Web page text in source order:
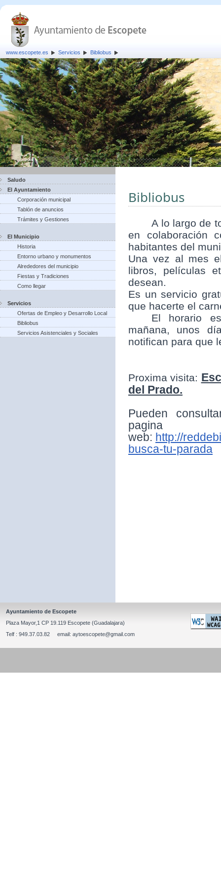
www.escopete.es Servicios Bibliobus
Saludo
El Ayuntamiento
Corporación municipal
Tablón de anuncios
Trámites y Gestiones
El Municipio
Historia
Entorno urbano y monumentos
Alrededores del municipio
Fiestas y Tradiciones
Como llegar
Servicios
Ofertas de Empleo y Desarrollo Local
Bibliobus
Servicios Asistenciales y Sociales
Bibliobus
A lo largo de
en colaboración
habitantes del
Una vez al mes
libros, películas
desean.
Es un servicio
que hacerte el
El horario
mañana, unos
notifican para que
Proxima visita:
del Prado.
Pueden
pagina
web: http://
busca-tu-parada
Ayuntamiento de Escopete
Plaza Mayor,1 CP 19.119 Escopete (Guadalajara)
Telf : 949.37.03.82 email: aytoescopete@gmail.com